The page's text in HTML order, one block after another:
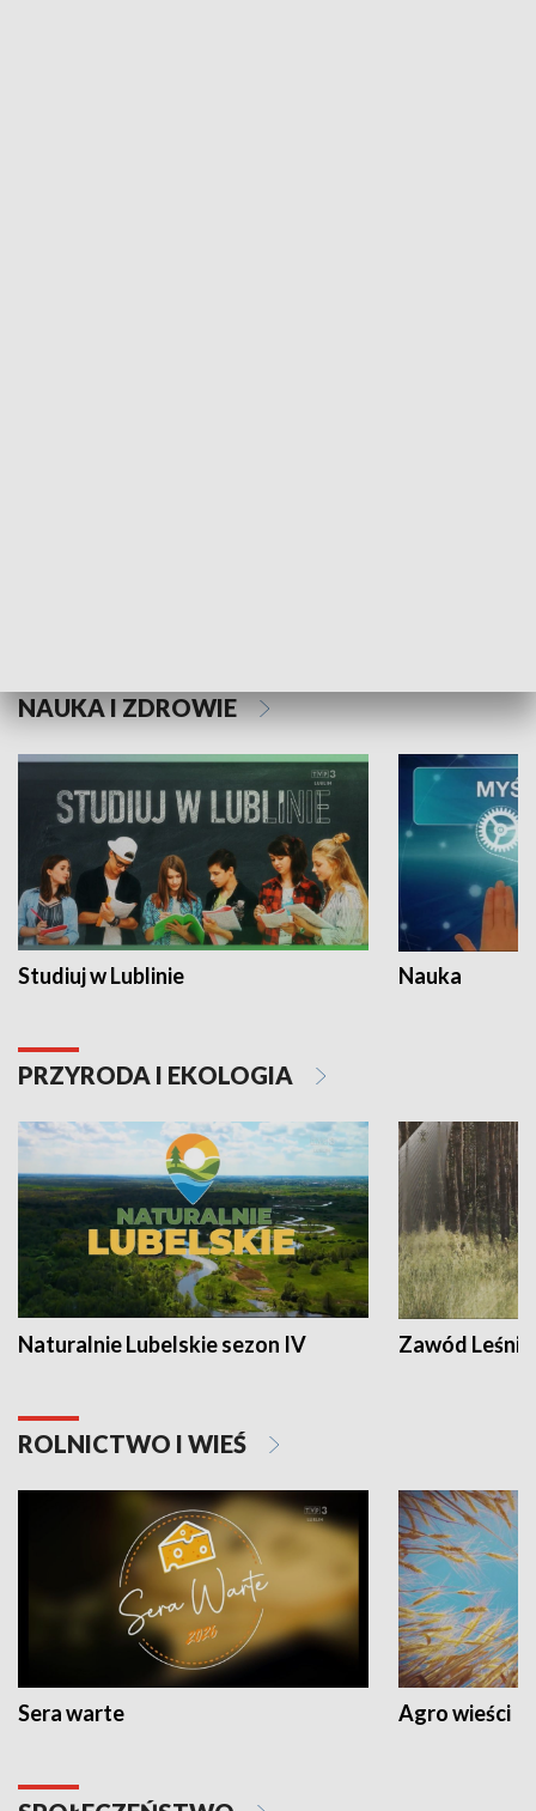
NAUKA I ZDROWIE
Studiuj w Lublinie Nauka
PRZYRODA I EKOLOGIA
Naturalnie Lubelskie sezon IV Zawód Leśnik
ROLNICTWO I WIEŚ
Sera warte Agro wieści